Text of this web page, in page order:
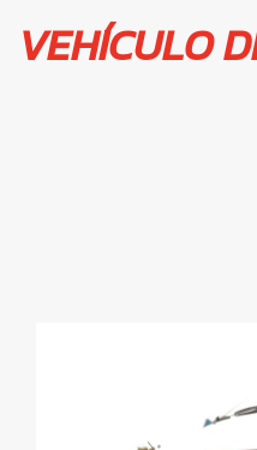
VEHÍCULO